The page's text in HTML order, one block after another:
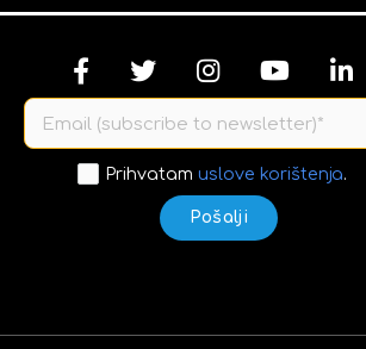
Prihvatamuslove korištenja
Pošalji